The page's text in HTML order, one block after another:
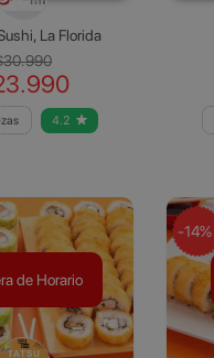
La Florida
4.2
de Horario
-14%